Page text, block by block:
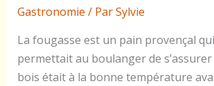
Gastronomie / ParSylvie
La fougasse est un pain provençal
permettait au boulanger de
bois était à la bonne température